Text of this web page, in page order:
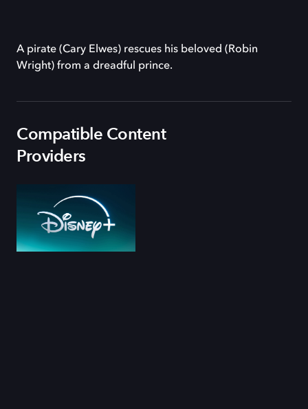
A pirate (Cary Elwes) rescues his beloved (Robin
Wright) from a dreadful prince.
Compatible Content
Providers